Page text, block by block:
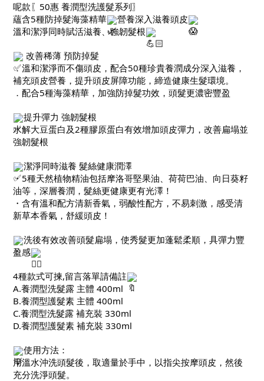
呢款〖50惠 養潤型洗護髮系列〗
蘊含5種防掉髮海藻精華
營養深入滋養頭皮
溫和潔淨同時賦活滋養、強韌髮根
改善稀薄 預防掉髮
．溫和潔淨而不傷頭皮，配合50種珍貴養潤成分深入滋養，
補充頭皮營養，提升頭皮屏障功能，締造健康生髮環境。
．配合5種海藻精華，加強防掉髮功效，頭髮更濃密豐盈
提升彈力 強韌髮根
水解大豆蛋白及2種膠原蛋白有效增加頭皮彈力，改善扁塌並
強韌髮根
潔淨同時滋養 髮絲健康潤澤
・5種天然植物精油包括摩洛哥堅果油、荷荷巴油、向日葵籽
油等，深層養潤，髮絲更健康更有光澤！
・含有溫和配方清新香氣，弱酸性配方，不易刺激，感受清
新草本香氣，舒緩頭皮！
洗後有效改善頭髮扁塌，使秀髮更加蓬鬆柔順，具彈力豐
盈感
4種款式可揀,留言落單請備註
A.養潤型洗髮露 主體 400ml
B.養潤型護髮素 主體 400ml
C.養潤型洗髮露 補充裝 330ml
D.養潤型護髮素 補充裝 330ml
使用方法：
用溫水沖洗頭髮後，取適量於手中，以指尖按摩頭皮，然後
充分洗淨頭髮。